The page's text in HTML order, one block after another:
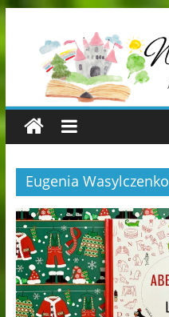
Eugenia Wasylczenko